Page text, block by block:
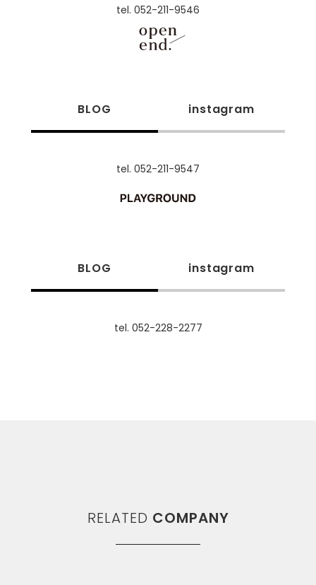
tel. 052-211-9546
BLOG instagram
tel. 052-211-9547
BLOG instagram
tel. 052-228-2277
RELATED COMPANY